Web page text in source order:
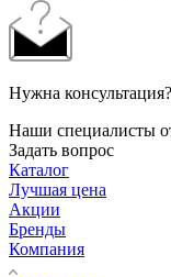
Нужна консультация?
Наши специалисты
Задать вопрос
Каталог
Лучшая цена
Акции
Бренды
Компания